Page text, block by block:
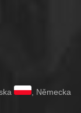
, Německa